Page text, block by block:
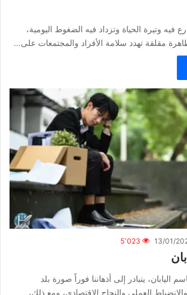
وتيرة الحياة وتزداد فيه الضغوط اليومية،
مقلقة تهدد سلامة الأفراد والمجتمعات على…
13/01/ 5٬023
اليابان، يتبادر إلى أذهاننا فوراً صورة بلد
والانضباط العملي والنجاح الاقتصادي، ومع ذلك،